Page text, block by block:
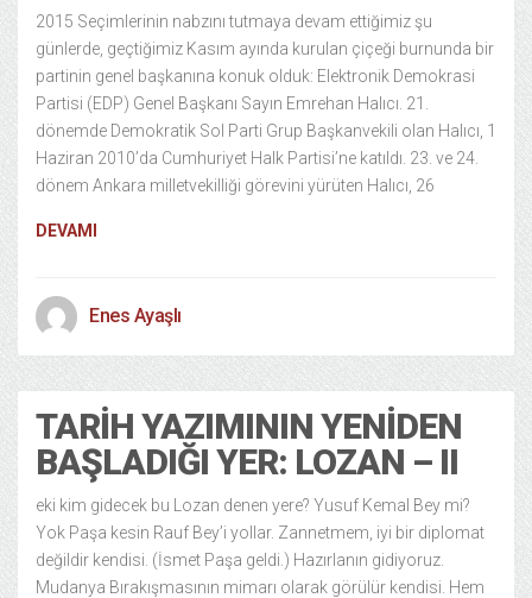
2015 Seçimlerinin nabzını tutmaya devam ettiğimiz şu
günlerde, geçtiğimiz Kasım ayında kurulan çiçeği burnunda bir
partinin genel başkanına konuk olduk: Elektronik Demokrasi
Partisi (EDP) Genel Başkanı Sayın Emrehan Halıcı. 21.
dönemde Demokratik Sol Parti Grup Başkanvekili olan Halıcı, 1
Haziran 2010’da Cumhuriyet Halk Partisi’ne katıldı. 23. ve 24.
dönem Ankara milletvekilliği görevini yürüten Halıcı, 26
DEVAMI
Enes Ayaşlı
TARIH YAZIMININ YENIDEN
BAŞLADIĞI YER: LOZAN – II
eki kim gidecek bu Lozan denen yere? Yusuf Kemal Bey mi?
Yok Paşa kesin Rauf Bey’i yollar. Zannetmem, iyi bir diplomat
değildir kendisi. (İsmet Paşa geldi.) Hazırlanın gidiyoruz.
Mudanya Bırakışmasının mimarı olarak görülür kendisi. Hem